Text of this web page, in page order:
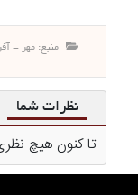
منبع: مهر -
نظرات شما
تا کنون هیچ